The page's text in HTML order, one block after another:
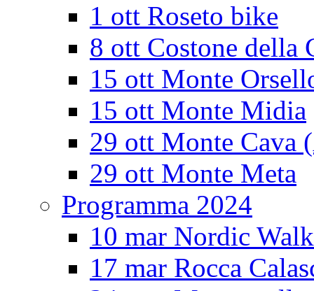
1 ott Roseto bike
8 ott Costone della
15 ott Monte
15 ott Monte Midia
29 ott Monte Cava
29 ott Monte Meta
Programma 2024
10 mar Nordic
17 mar Rocca